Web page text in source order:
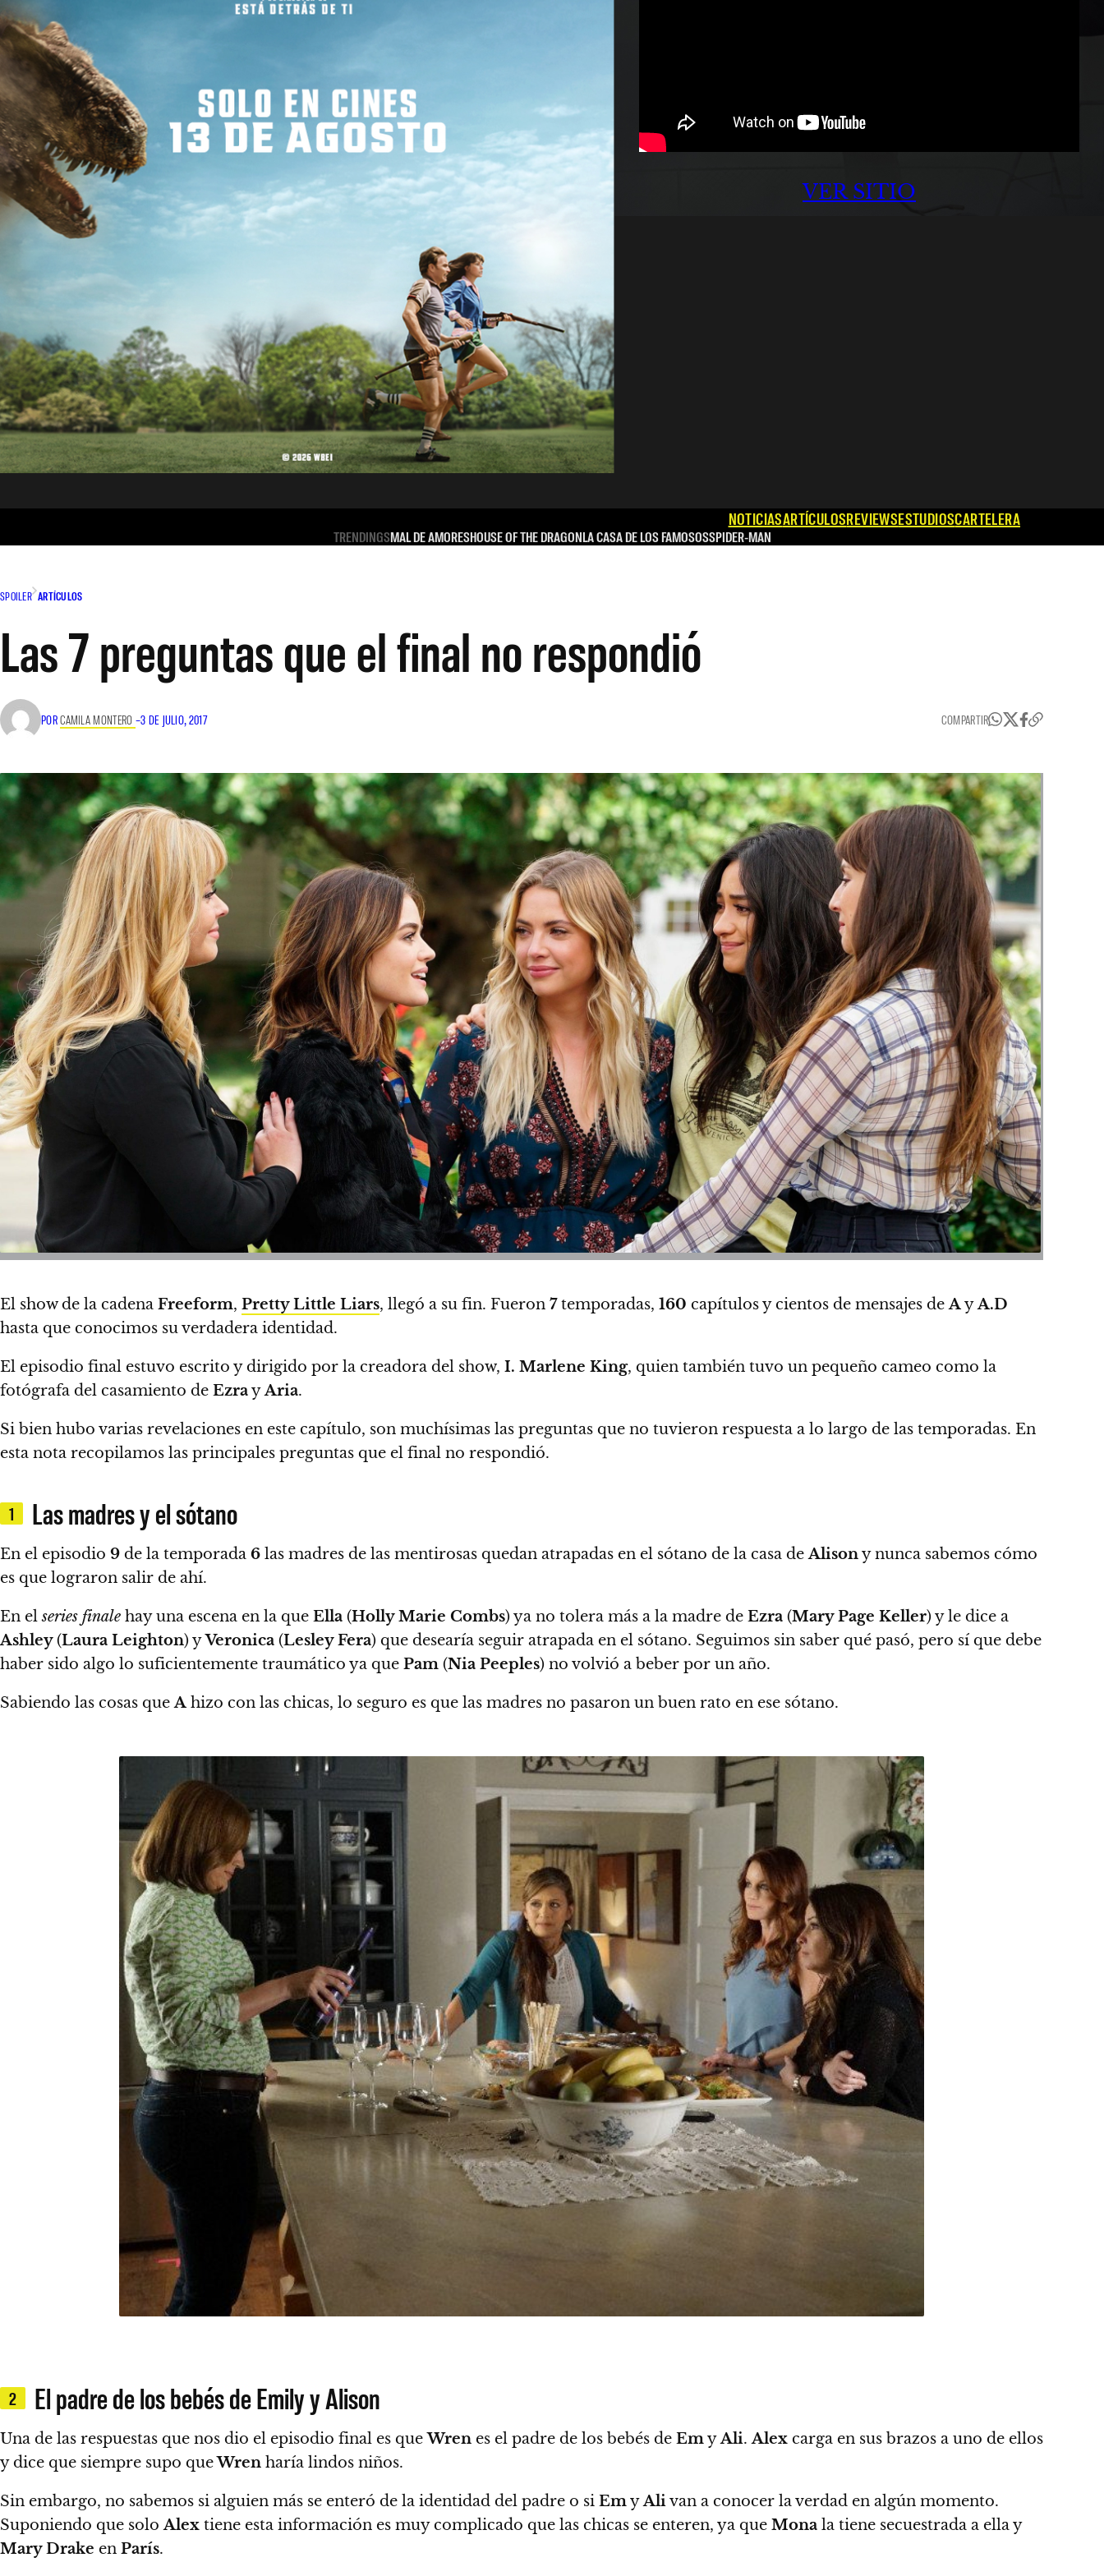
VER SITIO
NOTICIASARTÍCULOSREVIEWSESTUDIOSCARTELERA
TRENDINGSMAL DE AMORESHOUSE OF THE DRAGONLA CASA DE LOS FAMOSOSSPIDER-MAN
SPOILER ARTÍCULOS
Las 7 preguntas que el final no respondió
PORCAMILA MONTERO –3 DE JULIO, 2017 COMPARTIR
El show de la cadena Freeform, Pretty Little Liars, llegó a su fin. Fueron 7temporadas, 160 capítulos y cientos de mensajes deAyA.D
hasta que conocimos su verdadera identidad.
El episodio final estuvo escrito y dirigido por la creadora del show, I. Marlene King, quien también tuvo un pequeño cameo como la
fotógrafa del casamiento de EzrayAria.
Si bien hubo varias revelaciones en este capítulo, son muchísimas las preguntas que no tuvieron respuesta a lo largo de las temporadas. En
esta nota recopilamos las principales preguntas que el final no respondió.
1 Las madres y el sótano
En el episodio 9 de la temporada 6 las madres de las mentirosas quedan atrapadas en el sótano de la casa deAlisony nunca sabemos cómo
es que lograron salir de ahí.
En elseries finale hay una escena en la que Ella (Holly Marie Combs) ya no tolera más a la madre de Ezra (Mary Page Keller) y le dice a
Ashley(Laura Leighton) yVeronica (Lesley Fera) que desearía seguir atrapada en el sótano. Seguimos sin saber qué pasó, pero sí que debe
haber sido algo lo suficientemente traumático ya que Pam (Nia Peeples) no volvió a beber por un año.
Sabiendo las cosas queA hizo con las chicas, lo seguro es que las madres no pasaron un buen rato en ese sótano.
2 El padre de los bebés de Emily y Alison
Una de las respuestas que nos dio el episodio final es queWren es el padre de los bebés de EmyAli.Alex carga en sus brazos a uno de ellos
y dice que siempre supo queWren haría lindos niños.
Sin embargo, no sabemos si alguien más se enteró de la identidad del padre o si EmyAlivan a conocer la verdad en algún momento.
Suponiendo que soloAlex tiene esta información es muy complicado que las chicas se enteren, ya que Mona la tiene secuestrada a ella y
Mary Drake en París.